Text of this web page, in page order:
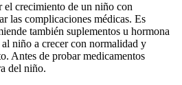
el crecimiento de un niño con
las complicaciones médicas. Es
también suplementos u hormona
niño a crecer con normalidad y
Antes de probar medicamentos
del niño.